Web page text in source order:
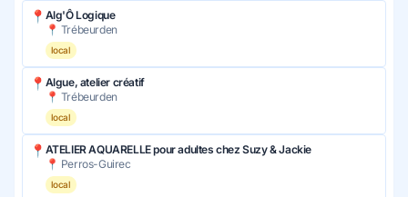
📍 Alg'Ô Logique
📍 Trébeurden
local
📍 Algue, atelier créatif
📍 Trébeurden
local
📍 ATELIER AQUARELLE pour adultes chez Suzy & Jackie
📍 Perros-Guirec
local